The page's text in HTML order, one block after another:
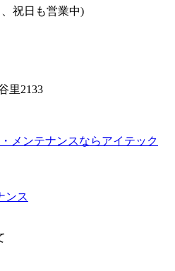
、祝日も営業中)
里2133
ンス